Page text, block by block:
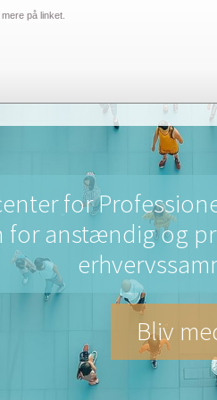
for
for anstændig og
Bliv
på linket.